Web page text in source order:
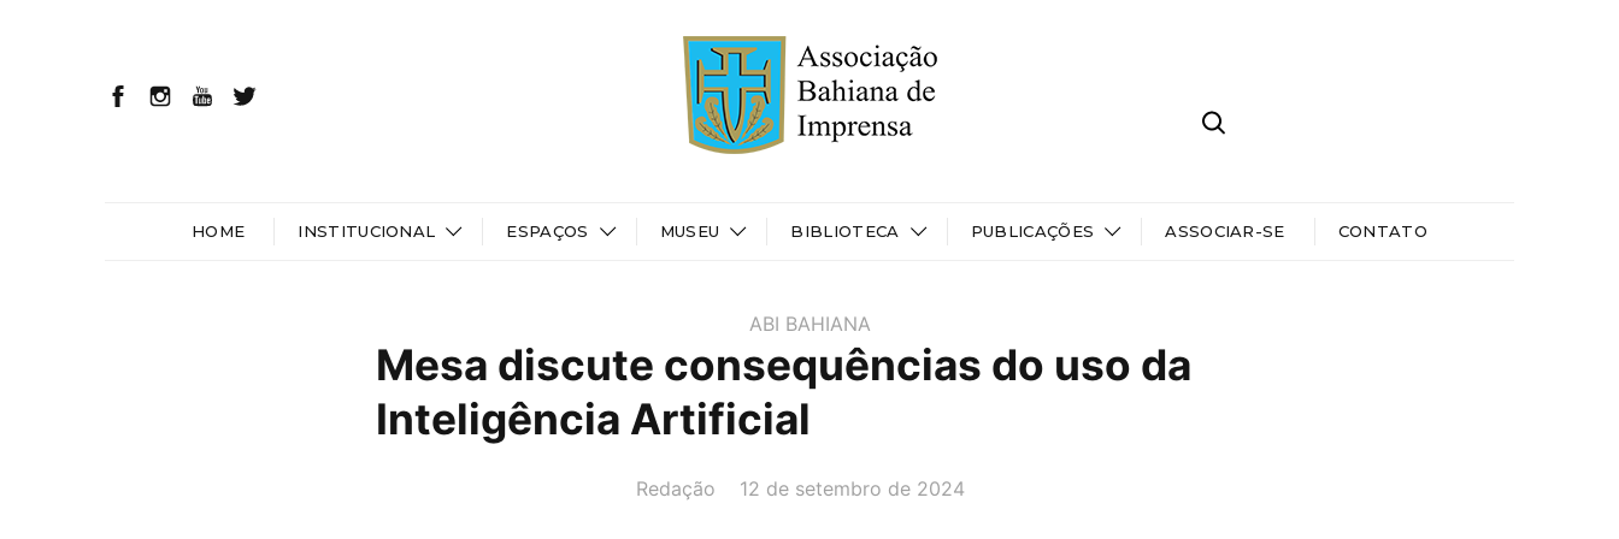
HOME INSTITUCIONAL ESPAÇOS MUSEU BIBLIOTECA PUBLICAÇÕES ASSOCIAR-SE CONTATO
ABI BAHIANA
Mesa discute consequências do uso da
Inteligência Artificial
AUTOR(A):
Redação DATA:
12 de setembro de 2024